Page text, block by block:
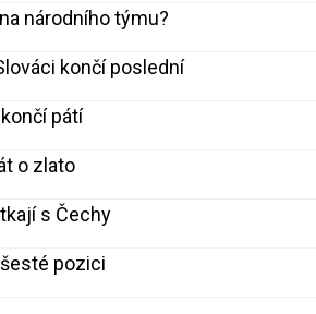
národního týmu?
končí poslední
pátí
o zlato
s Čechy
pozici